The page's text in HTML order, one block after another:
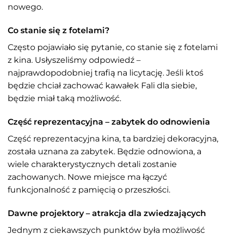
nowego.
Co stanie się z fotelami?
Często pojawiało się pytanie, co stanie się z fotelami
z kina. Usłyszeliśmy odpowiedź –
najprawdopodobniej trafią na licytację. Jeśli ktoś
będzie chciał zachować kawałek Fali dla siebie,
będzie miał taką możliwość.
Część reprezentacyjna – zabytek do odnowienia
Część reprezentacyjna kina, ta bardziej dekoracyjna,
została uznana za zabytek. Będzie odnowiona, a
wiele charakterystycznych detali zostanie
zachowanych. Nowe miejsce ma łączyć
funkcjonalność z pamięcią o przeszłości.
Dawne projektory – atrakcja dla zwiedzających
Jednym z ciekawszych punktów była możliwość